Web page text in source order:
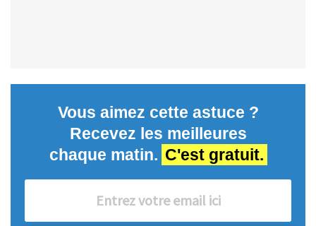
Vous aimez cette astuce ?
Recevez les meilleures
chaque matin. C'est gratuit.